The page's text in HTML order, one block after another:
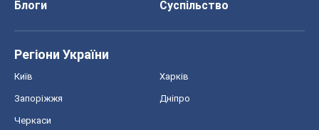
Блоги
Суспільство
Регіони України
Київ Харків
Запоріжжя Дніпро
Черкаси